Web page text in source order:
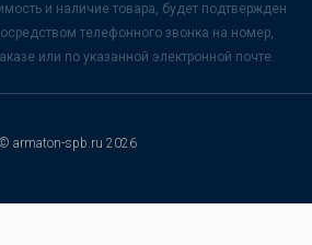
и наличие товара, будет подтвержден
телефонного звонка на номер,
или по указанной электронной почте.
© armaton-spb.ru 2026